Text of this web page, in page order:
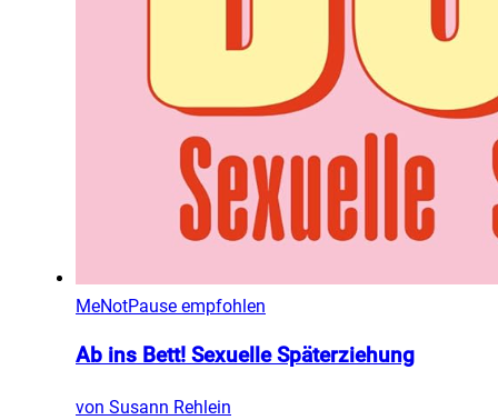
MeNotPause empfohlen
Ab ins Bett! Sexuelle Späterziehung
von Susann Rehlein